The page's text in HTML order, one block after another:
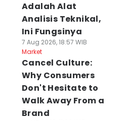
Adalah Alat
Analisis Teknikal,
Ini Fungsinya
7 Aug 2026, 18:57 WIB
Market
Cancel Culture:
Why Consumers
Don't Hesitate to
Walk Away From a
Brand